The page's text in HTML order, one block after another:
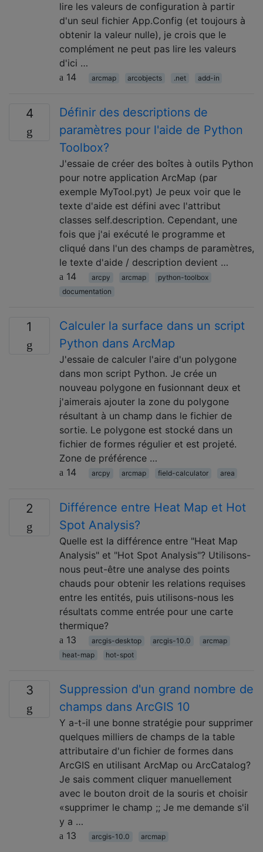
lire les valeurs de configuration à partir
d'un seul fichier App.Config (et toujours à
obtenir la valeur nulle), je crois que le
complément ne peut pas lire les valeurs
d'ici …
14
arcmap arcobjects .net add-in
4
Définir des descriptions de
paramètres pour l'aide de Python
Toolbox?
J'essaie de créer des boîtes à outils Python
pour notre application ArcMap (par
exemple MyTool.pyt) Je peux voir que le
texte d'aide est défini avec l'attribut
classes self.description. Cependant, une
fois que j'ai exécuté le programme et
cliqué dans l'un des champs de paramètres,
le texte d'aide / description devient …
14
arcpy arcmap
python-toolbox
documentation
1
Calculer la surface dans un script
Python dans ArcMap
J'essaie de calculer l'aire d'un polygone
dans mon script Python. Je crée un
nouveau polygone en fusionnant deux et
j'aimerais ajouter la zone du polygone
résultant à un champ dans le fichier de
sortie. Le polygone est stocké dans un
fichier de formes régulier et est projeté.
Zone de préférence …
14
arcpy arcmap field-calculator area
2
Différence entre Heat Map et Hot
Spot Analysis?
Quelle est la différence entre "Heat Map
Analysis" et "Hot Spot Analysis"? Utilisons-
nous peut-être une analyse des points
chauds pour obtenir les relations requises
entre les entités, puis utilisons-nous les
résultats comme entrée pour une carte
thermique?
13
arcgis-desktop arcgis-10.0
arcmap
heat-map
hot-spot
3
Suppression d'un grand nombre de
champs dans ArcGIS 10
Y a-t-il une bonne stratégie pour supprimer
quelques milliers de champs de la table
attributaire d'un fichier de formes dans
ArcGIS en utilisant ArcMap ou ArcCatalog?
Je sais comment cliquer manuellement
avec le bouton droit de la souris et choisir
«supprimer le champ ;; Je me demande s'il
y a …
13
arcgis-10.0 arcmap